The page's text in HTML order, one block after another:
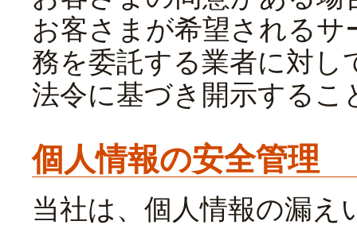
お客さまが希望される
務を委託する業者に対し
法令に基づき開示するこ
個人情報の安全管理
当社は、個人情報の漏え